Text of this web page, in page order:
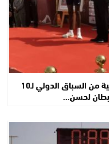
الدشيرة تحتضن النسخة الثانية من السباق الدولي لـ10
لحسن…